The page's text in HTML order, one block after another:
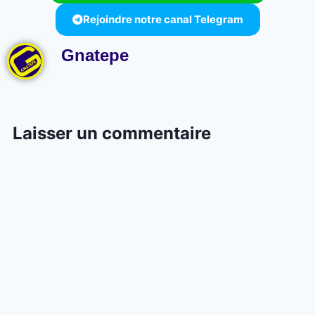
Rejoindre notre canal Telegram
Gnatepe
Laisser un commentaire